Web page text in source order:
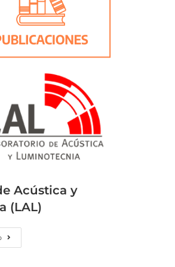
Acústica y
(LAL)